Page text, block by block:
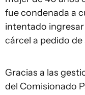
fue condenada a
intentado
cárcel a pedido
Gracias a las
del Comisionado